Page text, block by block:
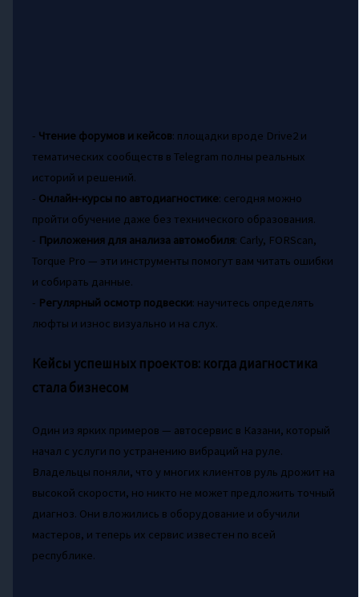
- Чтение форумов и кейсов: площадки вроде Drive2 и
тематических сообществ в Telegram полны реальных
историй и решений.
- Онлайн-курсы по автодиагностике: сегодня можно
пройти обучение даже без технического образования.
- Приложения для анализа автомобиля: Carly, FORScan,
Torque Pro — эти инструменты помогут вам читать ошибки
и собирать данные.
- Регулярный осмотр подвески: научитесь определять
люфты и износ визуально и на слух.
Кейсы успешных проектов: когда диагностика
стала бизнесом
Один из ярких примеров — автосервис в Казани, который
начал с услуги по устранению вибраций на руле.
Владельцы поняли, что у многих клиентов руль дрожит на
высокой скорости, но никто не может предложить точный
диагноз. Они вложились в оборудование и обучили
мастеров, и теперь их сервис известен по всей
республике.